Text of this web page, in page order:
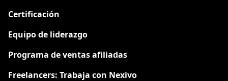
Certificación
Equipo de liderazgo
Programa de ventas afiliadas
Freelancers: Trabaja con Nexivo